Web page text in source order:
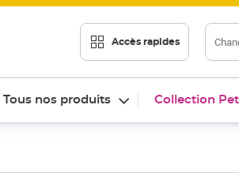
Accès rapides
Tous nos produits Collection